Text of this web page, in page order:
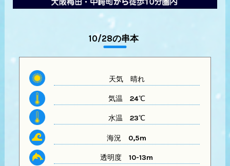
10/28の串本
天気晴れ
気温 24℃
水温23℃
海況 0,5m
透明度 10-13m